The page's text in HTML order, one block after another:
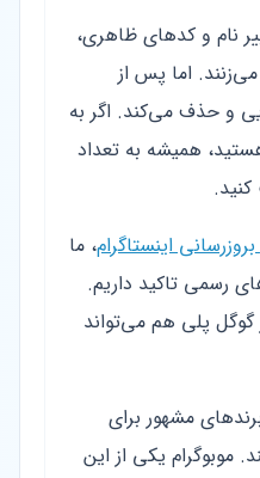
نام و کدهای ظاهری،
اما پس از
و حذف می‌کند. اگر به
همیشه به تعداد
کنید.
اینستاگرام، ما
رسمی تاکید داریم.
پلی هم می‌تواند
نام برندهای مشهور برای
موبوگرام یکی از این